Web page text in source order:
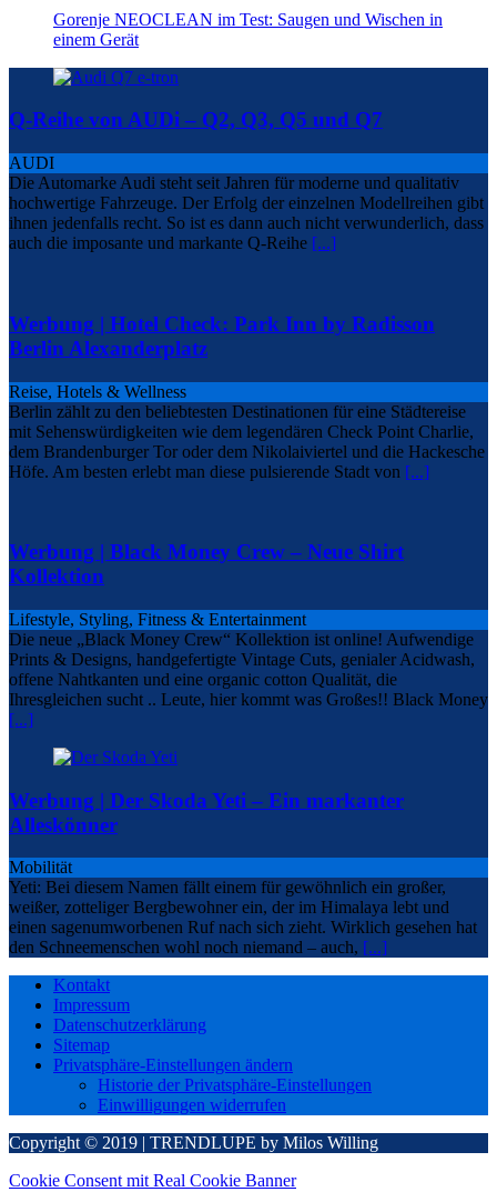
Gorenje NEOCLEAN im Test: Saugen und Wischen in
einem Gerät
Q-Reihe von AUDi – Q2, Q3, Q5 und Q7
AUDI
Die Automarke Audi steht seit Jahren für moderne und qualitativ
hochwertige Fahrzeuge. Der Erfolg der einzelnen Modellreihen gibt
ihnen jedenfalls recht. So ist es dann auch nicht verwunderlich, dass
auch die imposante und markante Q-Reihe [...]
Werbung | Hotel Check: Park Inn by Radisson
Berlin Alexanderplatz
Reise, Hotels & Wellness
Berlin zählt zu den beliebtesten Destinationen für eine Städtereise
mit Sehenswürdigkeiten wie dem legendären Check Point Charlie,
dem Brandenburger Tor oder dem Nikolaiviertel und die Hackesche
Höfe. Am besten erlebt man diese pulsierende Stadt von [...]
Werbung | Black Money Crew – Neue Shirt
Kollektion
Lifestyle, Styling, Fitness & Entertainment
Die neue „Black Money Crew“ Kollektion ist online! Aufwendige
Prints & Designs, handgefertigte Vintage Cuts, genialer Acidwash,
offene Nahtkanten und eine organic cotton Qualität, die
Ihresgleichen sucht .. Leute, hier kommt was Großes!! Black Money
[...]
Werbung | Der Skoda Yeti – Ein markanter
Alleskönner
Mobilität
Yeti: Bei diesem Namen fällt einem für gewöhnlich ein großer,
weißer, zotteliger Bergbewohner ein, der im Himalaya lebt und
einen sagenumworbenen Ruf nach sich zieht. Wirklich gesehen hat
den Schneemenschen wohl noch niemand – auch, [...]
Kontakt
Impressum
Datenschutzerklärung
Sitemap
Privatsphäre-Einstellungen ändern
Historie der Privatsphäre-Einstellungen
Einwilligungen widerrufen
Copyright © 2019 | TRENDLUPE by Milos Willing
Cookie Consent mit Real Cookie Banner